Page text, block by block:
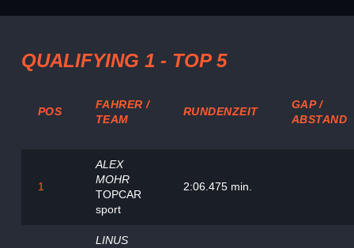
QUALIFYING 1 - TOP 5
POS
FAHRER /
TEAM
RUNDENZEIT
GAP /
ABSTAND
1
ALEX
MOHR
TOPCAR
sport
2:06.475 min.
LINUS